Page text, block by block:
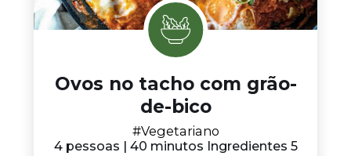
Ovos no tacho com grão-
de-bico
#Vegetariano
4 pessoas | 40 minutos Ingredientes 5